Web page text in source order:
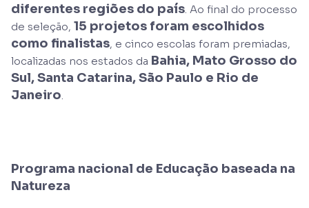
diferentes regiões do país. Ao final do processo
de seleção, 15 projetos foram escolhidos
como finalistas, e cinco escolas foram premiadas,
localizadas nos estados da Bahia, Mato Grosso do
Sul, Santa Catarina, São Paulo e Rio de
Janeiro.
Programa nacional de Educação baseada na
Natureza